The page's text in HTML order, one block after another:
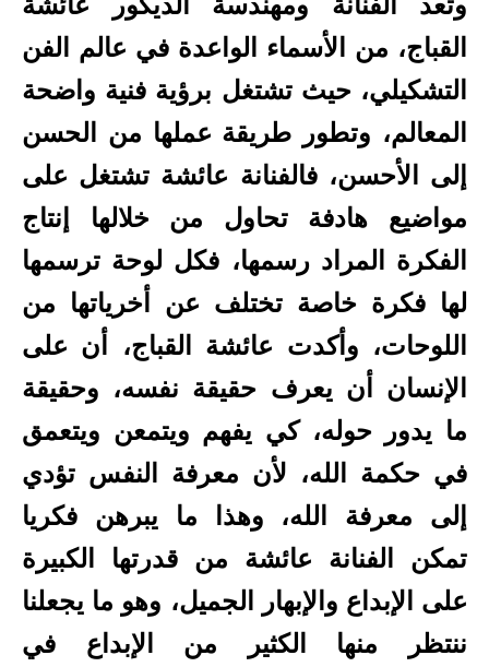
القباج، من الأسماء الواعدة في عالم الفن
التشكيلي، حيث تشتغل برؤية فنية واضحة
المعالم، وتطور طريقة عملها من الحسن
إلى الأحسن، فالفنانة عائشة تشتغل على
مواضيع هادفة تحاول من خلالها إنتاج
الفكرة المراد رسمها، فكل لوحة ترسمها
لها فكرة خاصة تختلف عن أخرياتها من
اللوحات، وأكدت عائشة القباج، أن على
الإنسان أن يعرف حقيقة نفسه، وحقيقة
ما يدور حوله، كي يفهم ويتمعن ويتعمق
في حكمة الله، لأن معرفة النفس تؤدي
إلى معرفة الله، وهذا ما يبرهن فكريا
تمكن الفنانة عائشة من قدرتها الكبيرة
على الإبداع والإبهار الجميل، وهو ما يجعلنا
ننتظر منها الكثير من الإبداع في